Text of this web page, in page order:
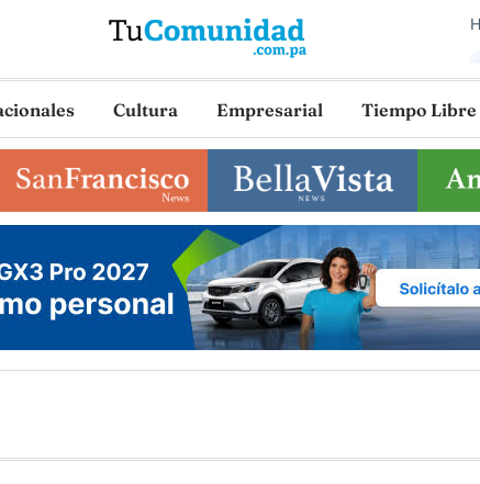
Cultura Empresarial Tiempo Libre